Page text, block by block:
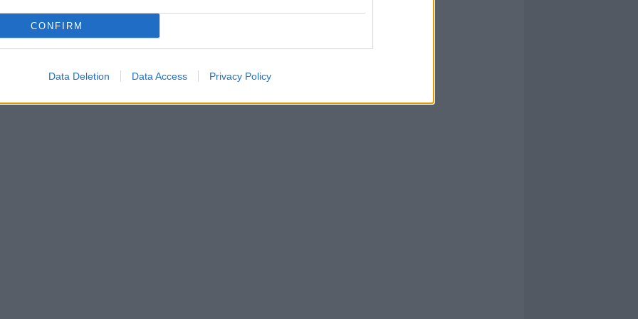
CONFIRM
Data Deletion Data Access Privacy Policy